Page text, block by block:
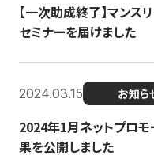
【一次助成終了】マン
セミナーを届けました
2024.03.15 お知ら
2024年1月ネットプロモ
果を公開しました